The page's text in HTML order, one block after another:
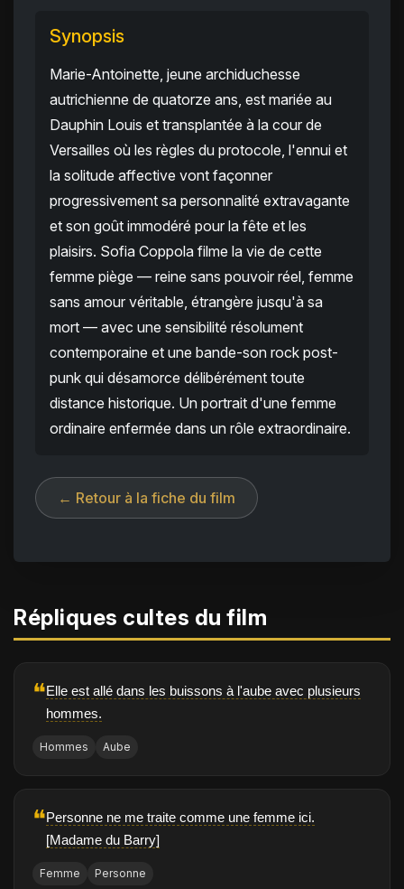
Synopsis
Marie-Antoinette, jeune archiduchesse
autrichienne de quatorze ans, est mariée au
Dauphin Louis et transplantée à la cour de
Versailles où les règles du protocole, l'ennui et
la solitude affective vont façonner
progressivement sa personnalité extravagante
et son goût immodéré pour la fête et les
plaisirs. Sofia Coppola filme la vie de cette
femme piège — reine sans pouvoir réel, femme
sans amour véritable, étrangère jusqu'à sa
mort — avec une sensibilité résolument
contemporaine et une bande-son rock post-
punk qui désamorce délibérément toute
distance historique. Un portrait d'une femme
ordinaire enfermée dans un rôle extraordinaire.
← Retour à la fiche du film
Répliques cultes du film
❝Elle est allé dans les buissons à l'aube avec plusieurs
hommes.
Hommes Aube
❝Personne ne me traite comme une femme ici.
[Madame du Barry]
Femme Personne